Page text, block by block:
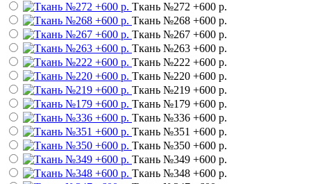
Ткань №272 +600 р.
Ткань №268 +600 р.
Ткань №267 +600 р.
Ткань №263 +600 р.
Ткань №222 +600 р.
Ткань №220 +600 р.
Ткань №219 +600 р.
Ткань №179 +600 р.
Ткань №336 +600 р.
Ткань №351 +600 р.
Ткань №350 +600 р.
Ткань №349 +600 р.
Ткань №348 +600 р.